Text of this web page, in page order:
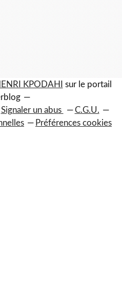
KPODAHI
sur le portail
Signaler un abus
C.G.U.
Préférences cookies